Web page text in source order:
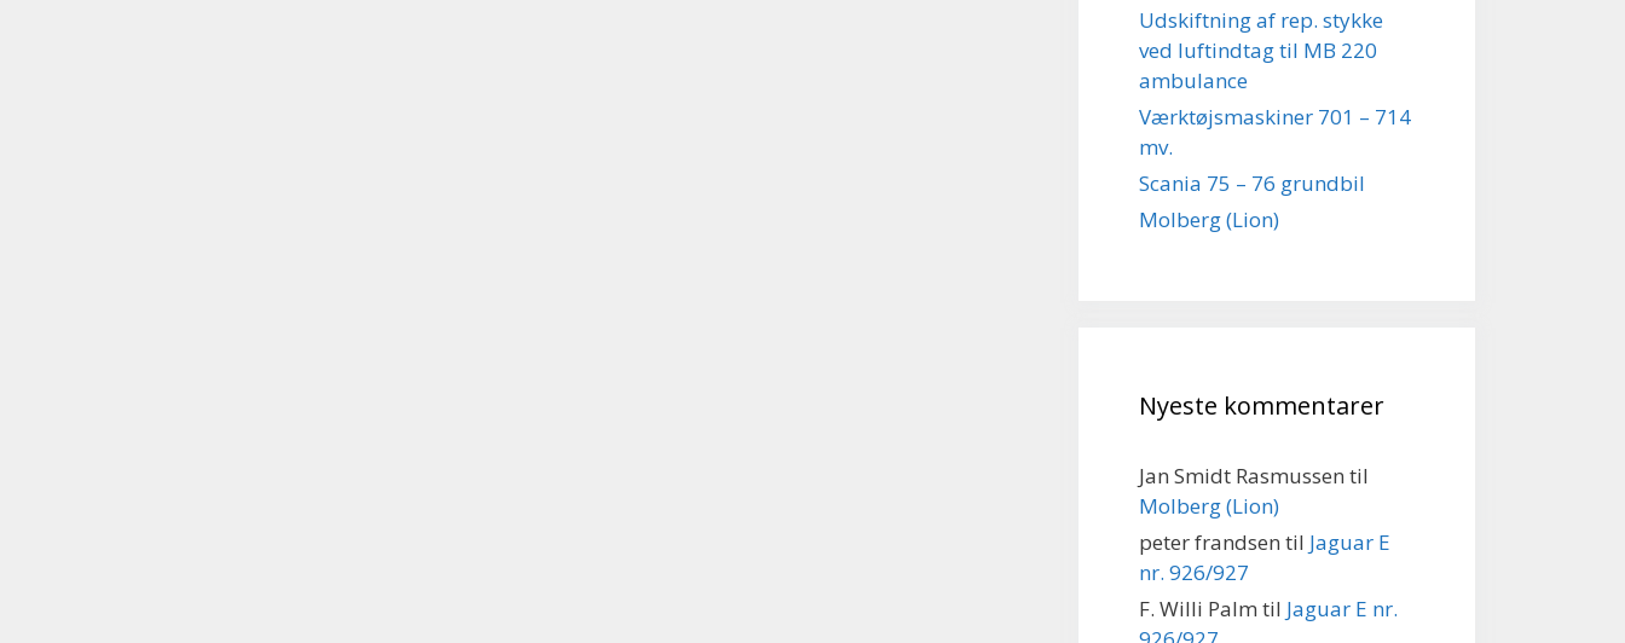
Udskiftning af rep. stykke
ved luftindtag til MB 220
ambulance
Værktøjsmaskiner 701 – 714
mv.
Scania 75 – 76 grundbil
Molberg (Lion)
Nyeste kommentarer
Jan Smidt Rasmussen til
Molberg (Lion)
peter frandsen til Jaguar E
nr. 926/927
F. Willi Palm til Jaguar E nr.